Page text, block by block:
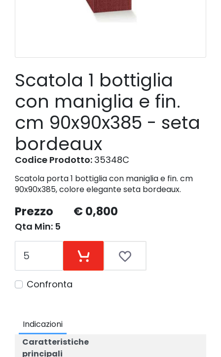
Scatola 1 bottiglia
con maniglia e fin.
cm 90x90x385 - seta
bordeaux
Codice Prodotto: 35348C
Scatola porta 1 bottiglia con maniglia e fin. cm
90x90x385, colore elegante seta bordeaux.
Prezzo € 0,800
Qta Min: 5
Confronta
Indicazioni
Caratteristiche
principali